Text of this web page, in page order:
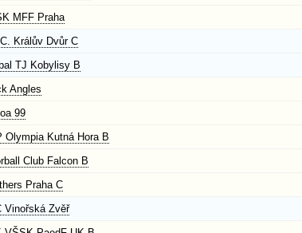
MFF Praha
Králův Dvůr C
TJ Kobylisy B
Angles
99
Olympia Kutná Hora B
Club Falcon B
Praha C
Vinořská Zvěř